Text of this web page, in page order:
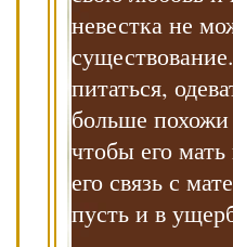
невестка не
питаться,
больше
чтобы его
его связь с
пусть и в